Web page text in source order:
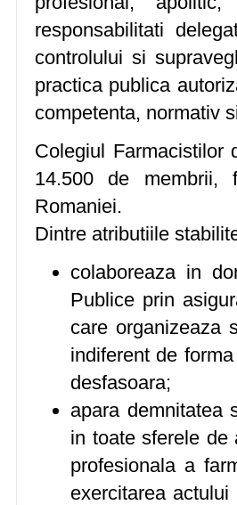
responsabilitati
controlului si
practica publica
competenta, normativ
Colegiul Farmacistilor
14.500 de membrii,
Romaniei.
Dintre atributiile
colaboreaza in
Publice prin
care organizeaza
indiferent de
desfasoara;
apara demnitatea
in toate sferele de
profesionala a
exercitarea